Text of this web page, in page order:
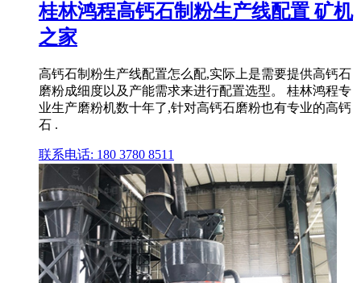
桂林鸿程高钙石制粉生产线配置 矿机
之家
高钙石制粉生产线配置怎么配,实际上是需要提供高钙石
磨粉成细度以及产能需求来进行配置选型。 桂林鸿程专
业生产磨粉机数十年了,针对高钙石磨粉也有专业的高钙
石 .
联系电话: 180 3780 8511